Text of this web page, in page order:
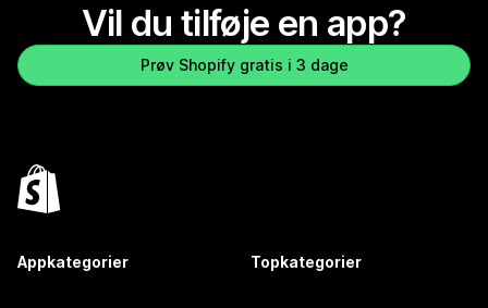
Vil du tilføje en app?
Prøv Shopify gratis i 3 dage
Appkategorier Topkategorier